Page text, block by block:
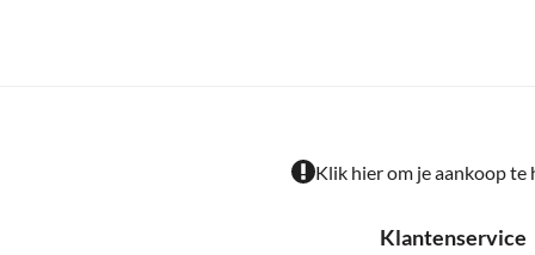
Klik hier om je aankoop te
Klantenservice